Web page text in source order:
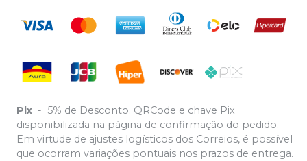
Pix - 5% de Desconto. QRCode e chave Pix
disponibilizada na página de confirmação do pedido.
Em virtude de ajustes logísticos dos Correios, é possível
que ocorram variações pontuais nos prazos de entrega.